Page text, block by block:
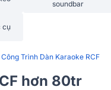
soundbar
cụ
Công Trình Dàn Karaoke RCF
hơn 80tr